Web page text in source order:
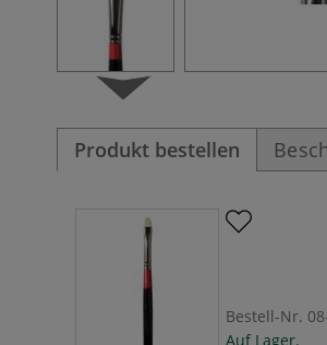
Produkt bestellen
Bestell-Nr.
Auf Lager.